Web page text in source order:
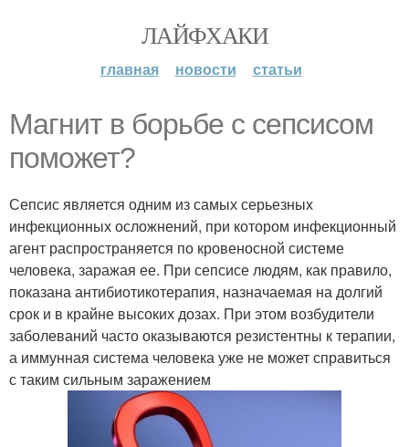
ЛАЙФХАКИ
главная новости статьи
Магнит в борьбе с сепсисом
поможет?
Сепсис является одним из самых серьезных
инфекционных осложнений, при котором инфекционный
агент распространяется по кровеносной системе
человека, заражая ее. При сепсисе людям, как правило,
показана антибиотикотерапия, назначаемая на долгий
срок и в крайне высоких дозах. При этом возбудители
заболеваний часто оказываются резистентны к терапии,
а иммунная система человека уже не может справиться
с таким сильным заражением